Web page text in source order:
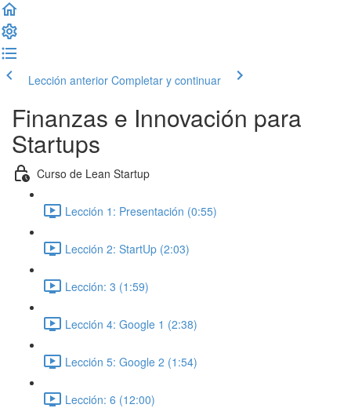
Lección anterior Completar y continuar
Finanzas e Innovación para
Startups
Curso de Lean Startup
Lección 1: Presentación (0:55)
Lección 2: StartUp (2:03)
Lección: 3 (1:59)
Lección 4: Google 1 (2:38)
Lección 5: Google 2 (1:54)
Lección: 6 (12:00)